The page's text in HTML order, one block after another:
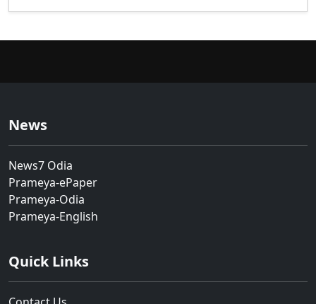
News
News7 Odia
Prameya-ePaper
Prameya-Odia
Prameya-English
Quick Links